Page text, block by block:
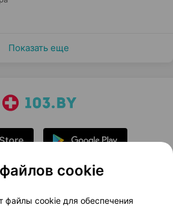
Показать еще
Новости проекта
cookie
файлы cookie для обеспечения